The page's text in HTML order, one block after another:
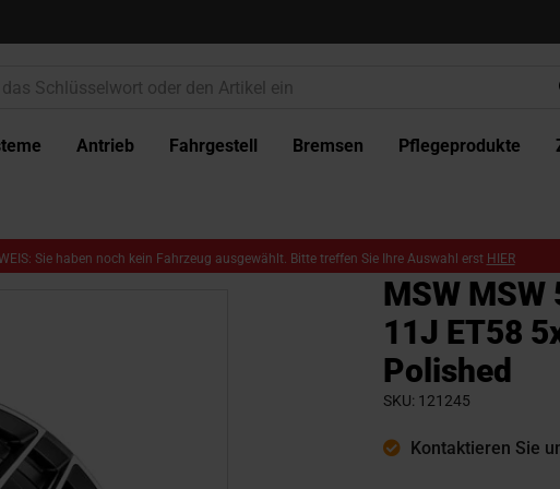
Antrieb Fahrgestell Bremsen Pflegeprodukte
Sie haben noch kein Fahrzeug ausgewählt. Bitte treffen Sie Ihre Auswahl erst HIER
MSW MSW
11J ET58
Polished
SKU 121245
Kontaktieren Sie